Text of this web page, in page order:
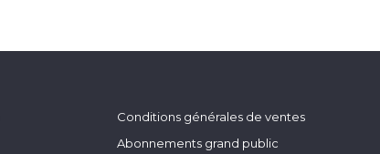
Conditions générales de ventes
Abonnements grand public